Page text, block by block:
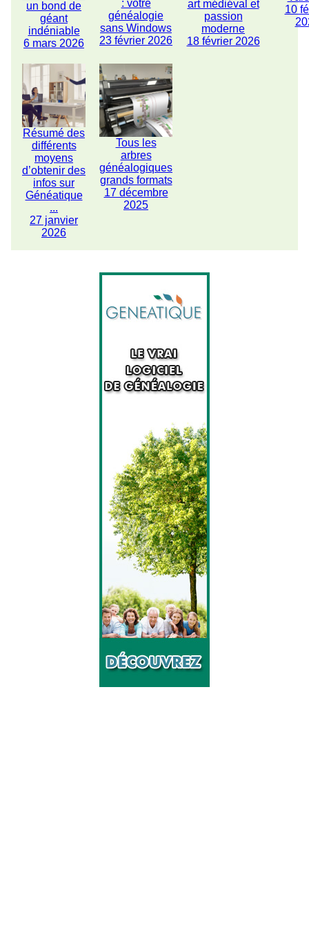
un bond de
géant
indéniable
6 mars 2026
: votre
généalogie
sans Windows
23 février 2026
art médiéval et
passion
moderne
18 février 2026
10
Résumé des
différents
moyens
d’obtenir des
infos sur
Généatique
...
27 janvier
2026
Tous les
arbres
généalogiques
grands formats
17 décembre
2025